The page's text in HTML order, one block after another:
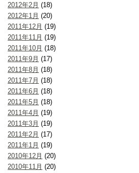
2012年2月 (18)
2012年1月 (20)
2011年12月 (19)
2011年11月 (19)
2011年10月 (18)
2011年9月 (17)
2011年8月 (18)
2011年7月 (18)
2011年6月 (18)
2011年5月 (18)
2011年4月 (19)
2011年3月 (19)
2011年2月 (17)
2011年1月 (19)
2010年12月 (20)
2010年11月 (20)